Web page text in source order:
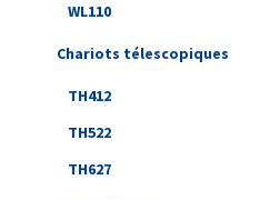
WL110
Chariots télescopiques
TH412
TH522
TH627